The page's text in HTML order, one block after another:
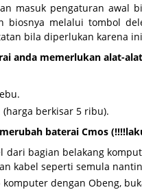
masuk pengaturan awal
biosnya melalui tombol
bila diperlukan karena
anda memerlukan alat-
(harga berkisar 5 ribu).
baterai Cmos
dari bagian belakang
kabel seperti semula
komputer dengan Obeng,